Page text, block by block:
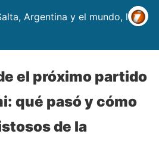
Argentina y el mundo, las
el próximo partido
qué pasó y cómo
de la